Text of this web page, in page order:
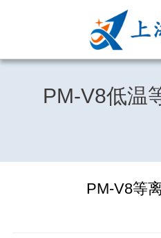
PM-V8低温
PM-V8等